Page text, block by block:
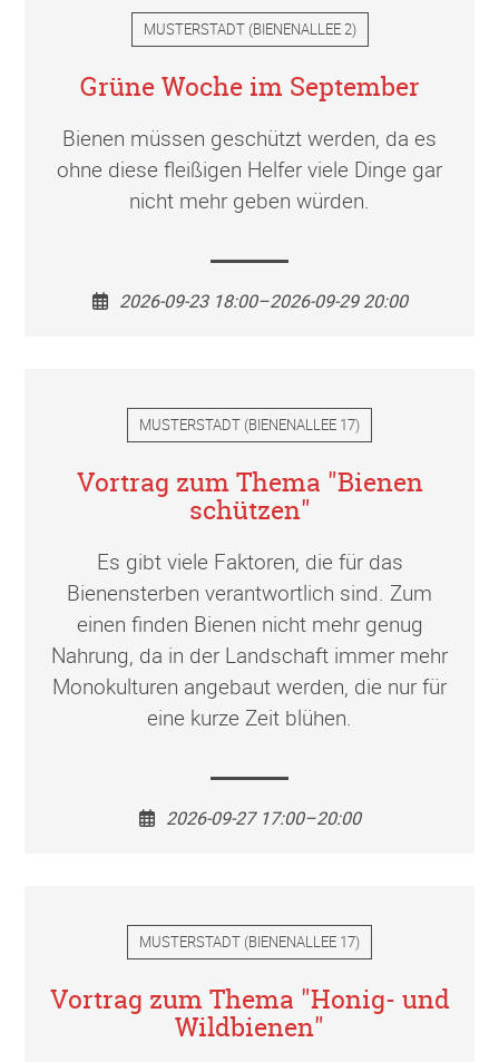
MUSTERSTADT(BIENENALLEE 2)
Grüne Woche im September
Bienen müssen geschützt werden, da es
ohne diese fleißigen Helfer viele Dinge gar
nicht mehr geben würden.
2026-09-23 18:00–2026-09-29 20:00
MUSTERSTADT (BIENENALLEE 17)
Vortrag zum Thema "Bienen
schützen"
Es gibt viele Faktoren, die für das
Bienensterben verantwortlich sind. Zum
einen finden Bienen nicht mehr genug
Nahrung, da in der Landschaft immer mehr
Monokulturen angebaut werden, die nur für
eine kurze Zeit blühen.
2026-09-27 17:00–20:00
MUSTERSTADT (BIENENALLEE 17)
Vortrag zum Thema "Honig- und
Wildbienen"